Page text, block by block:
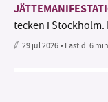
tecken i Stockholm.
29 jul 2026• Lästid:6 min